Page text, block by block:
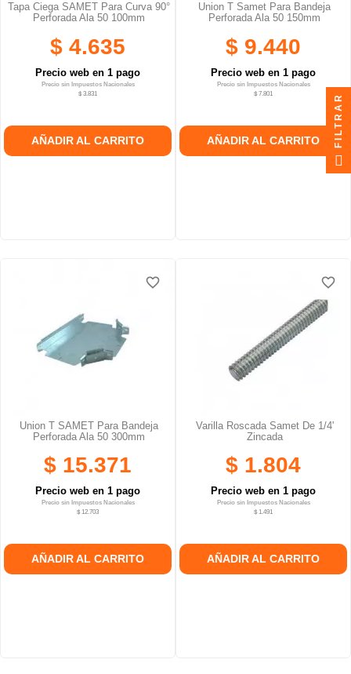
Tapa Ciega SAMET Para Curva 90°
Perforada Ala 50 100mm
$ 4.635
Precio web en 1 pago
Precio sin Impuestos Nacionales
$ 3.831
AÑADIR AL CARRITO
Union T Samet Para Bandeja
Perforada Ala 50 150mm
$ 9.440
Precio web en 1 pago
Precio sin Impuestos Nacionales
$ 7.801
AÑADIR AL CARRITO
Union T SAMET Para Bandeja
Perforada Ala 50 300mm
$ 15.371
Precio web en 1 pago
Precio sin Impuestos Nacionales
$ 12.703
AÑADIR AL CARRITO
favorite_border
favorite_border
favorite_border
Varilla Roscada Samet De 1/4'
Zincada
$ 1.804
Precio web en 1 pago
Precio sin Impuestos Nacionales
$ 1.491
AÑADIR AL CARRITO
favorite_border
favorite_border
favorite_border
FILTRAR